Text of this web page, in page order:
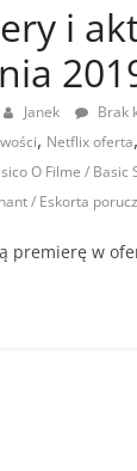
i
Janek Brak
, Netflix oferta,
O Filme / Basic
/ Eskorta
premierę w